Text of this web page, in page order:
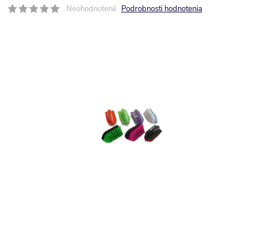
Neohodnotené Podrobnosti hodnotenia